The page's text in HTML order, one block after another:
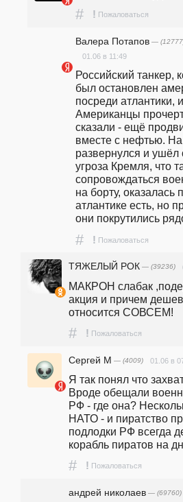
# ! Пожаловаться
Валера Потапов —
01.06 в 11:49
Российский танкер,
был остановлен
посреди атлантики,
Американцы
сказали - ещё
вместе с нефтью.
развернулся и
угроза Кремля, что
сопровождаться
на борту,
атлантике есть, но
они покрутились
# ! Пожаловаться
ТЯЖЕЛЫЙ РОК — (39236)
МАКРОН слабак
акция и причем
относится СОВСЕМ!
# ! Пожаловаться
Сергей М — (4009) 01.06 в
Я так понял что
Вроде обещали
РФ - где она?
НАТО - и пиратство
подлодки РФ всегда
корабль пиратов на
# ! Пожаловаться
андpeй николаев — (69760)